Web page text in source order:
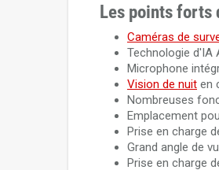
Les points forts
Caméras de
Technologie d'IA
Microphone
Vision de nuit en
Nombreuses
Emplacement
Prise en charge
Grand angle de
Prise en charge